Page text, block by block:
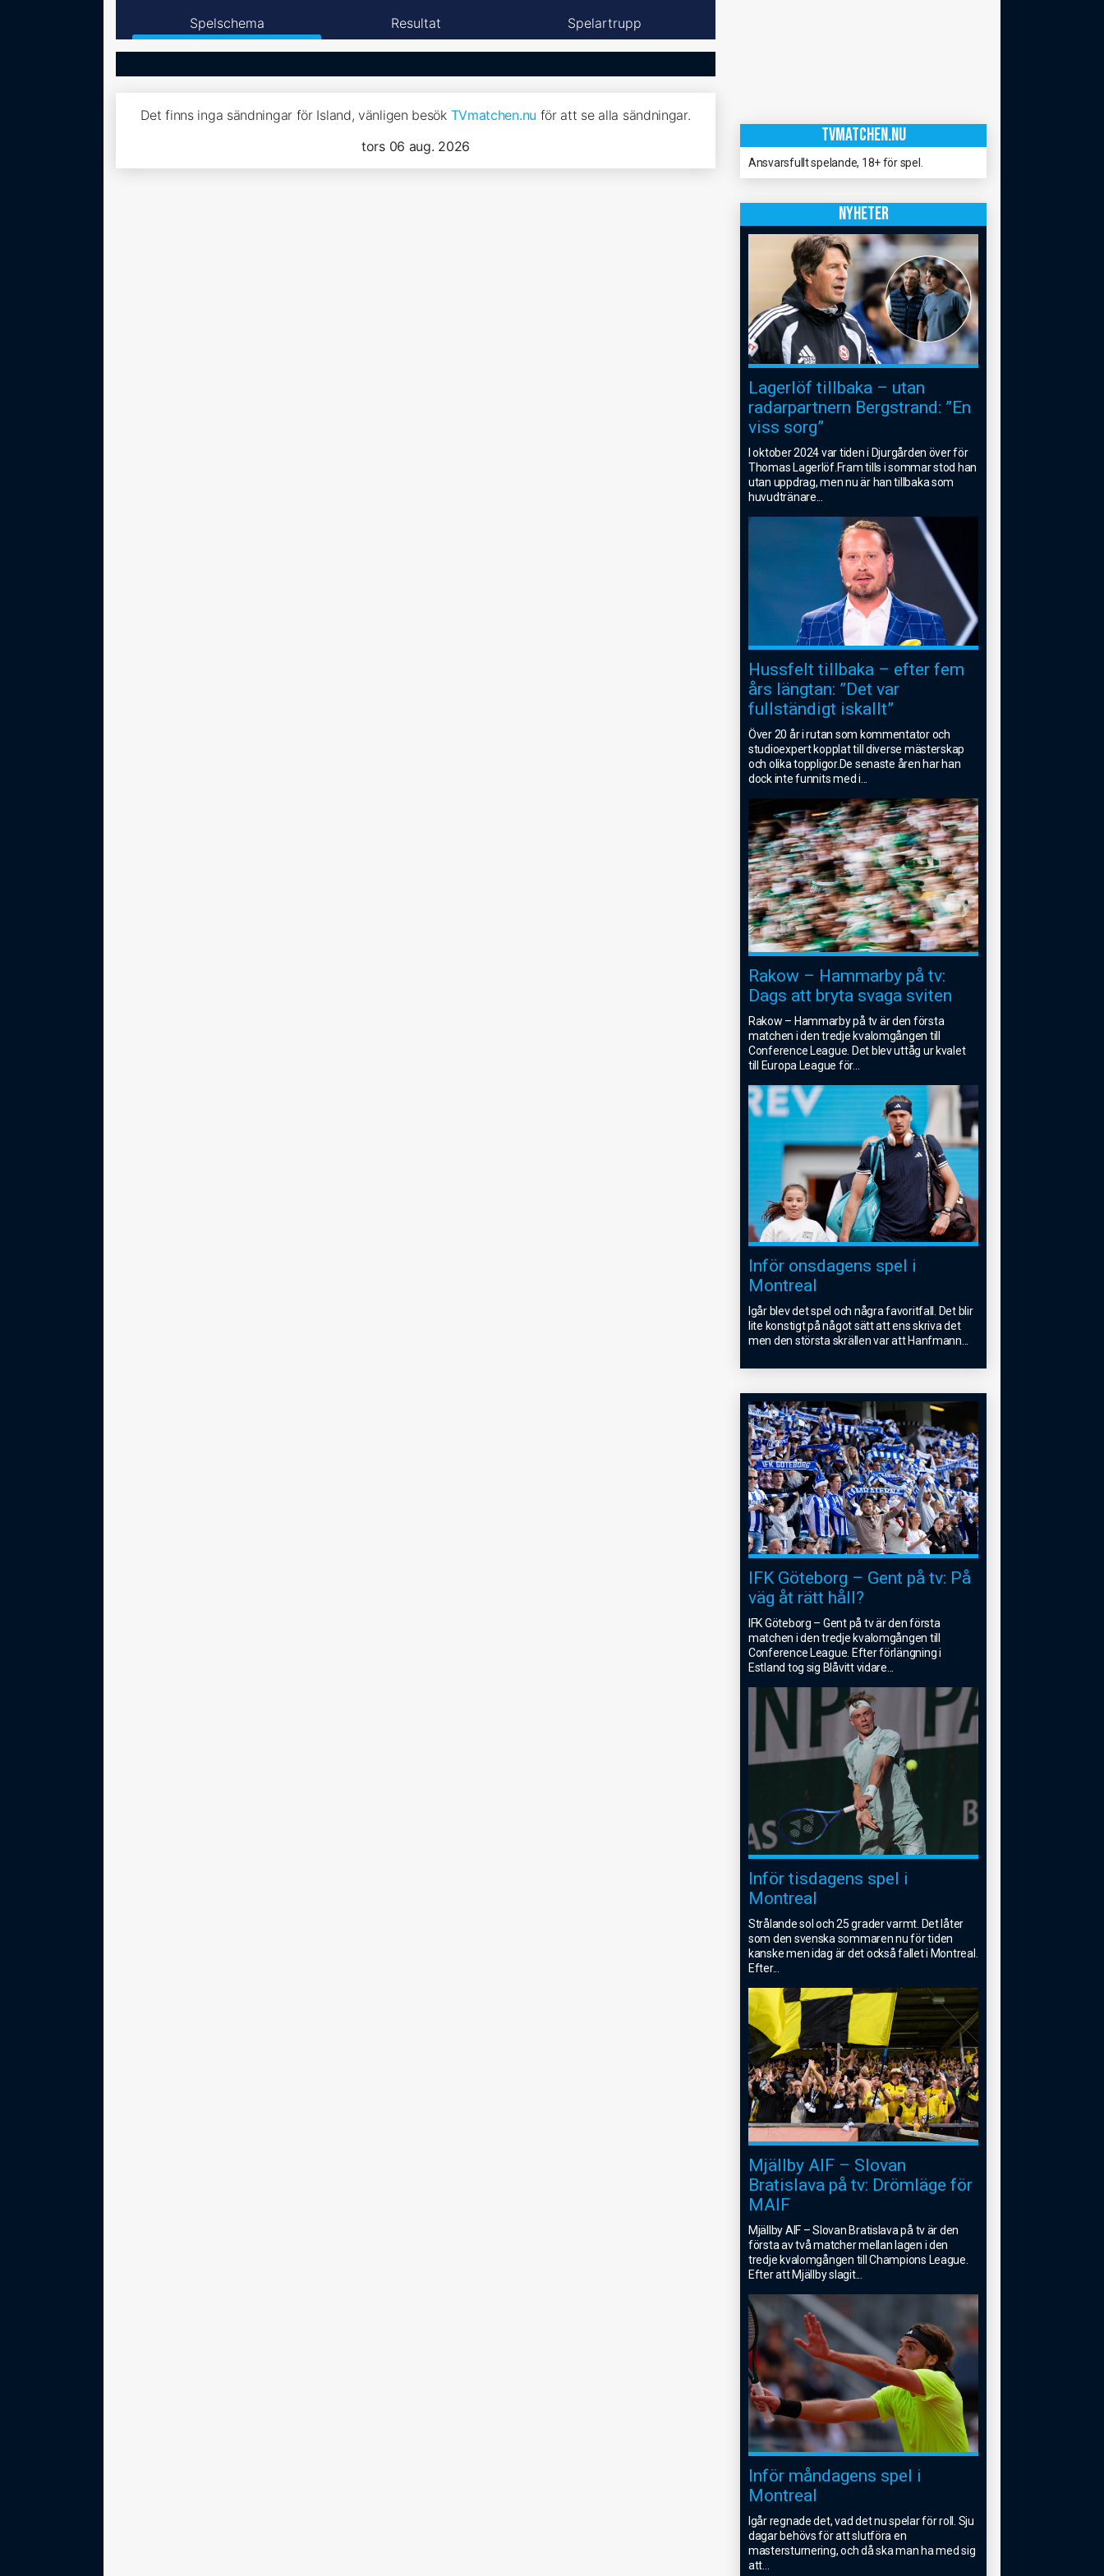
Spelschema Resultat Spelartrupp
Det finns inga sändningar för Island, vänligen besök TVmatchen.nu för att se alla sändningar.
tors 06 aug. 2026
TVMATCHEN.NU
Ansvarsfullt spelande, 18+ för spel.
NYHETER
Lagerlöf tillbaka – utan
radarpartnern Bergstrand: ”En
viss sorg”
I oktober 2024 var tiden i Djurgården över för
Thomas Lagerlöf.Fram tills i sommar stod han
utan uppdrag, men nu är han tillbaka som
huvudtränare
Hussfelt tillbaka – efter fem
års längtan: ”Det var
fullständigt iskallt”
Över 20 år i rutan som kommentator och
studioexpert kopplat till diverse mästerskap
och olika toppligor.De senaste åren har han
dock inte funnits med i
Rakow – Hammarby på tv:
Dags att bryta svaga sviten
Rakow – Hammarby på tv är den första
matchen i den tredje kvalomgången till
Conference League. Det blev uttåg ur kvalet
till Europa League för...
Inför onsdagens spel i
Montreal
Igår blev det spel och några favoritfall. Det blir
lite konstigt på något sätt att ens skriva det
men den största skrällen var att Hanfmann
IFK Göteborg – Gent på tv: På
väg åt rätt håll?
IFK Göteborg – Gent på tv är den första
matchen i den tredje kvalomgången till
Conference League. Efter förlängning i
Estland tog sig Blåvitt vidare...
Inför tisdagens spel i
Montreal
Strålande sol och 25 grader varmt. Det låter
som den svenska sommaren nu för tiden
kanske men idag är det också fallet i Montreal.
Efter...
Mjällby AIF – Slovan
Bratislava på tv: Drömläge för
MAIF
Mjällby AIF – Slovan Bratislava på tv är den
första av två matcher mellan lagen i den
tredje kvalomgången till Champions League.
Efter att Mjällby slagit...
Inför måndagens spel i
Montreal
Igår regnade det, vad det nu spelar för roll. Sju
dagar behövs för att slutföra en
mastersturnering, och då ska man ha med sig
att